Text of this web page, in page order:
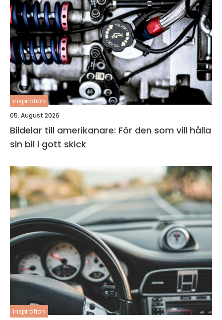
inspiration
05. August 2026
Bildelar till amerikanare: För den som vill hålla
sin bil i gott skick
inspiration